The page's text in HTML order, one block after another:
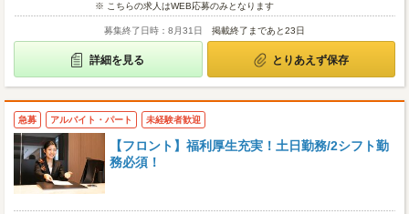
※ こちらの求人はWEB応募のみとなります
募集終了日時：8月31日 掲載終了まであと23日
詳細を見る とりあえず保存
急募 アルバイト・パート 未経験者歓迎
【フロント】福利厚生充実！土日勤務/2シフト勤
務必須！